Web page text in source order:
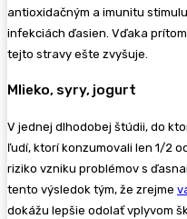
antioxidačným a imunitu
infekciách ďasien. Vďaka
tejto stravy ešte zvyšuje.
Mlieko, syry, jogurt
V jednej dlhodobej štúdii, do
ľudí, ktorí konzumovali len 1/2
riziko vzniku problémov s
tento výsledok tým, že zrejme
dokážu lepšie odolať vplyvom